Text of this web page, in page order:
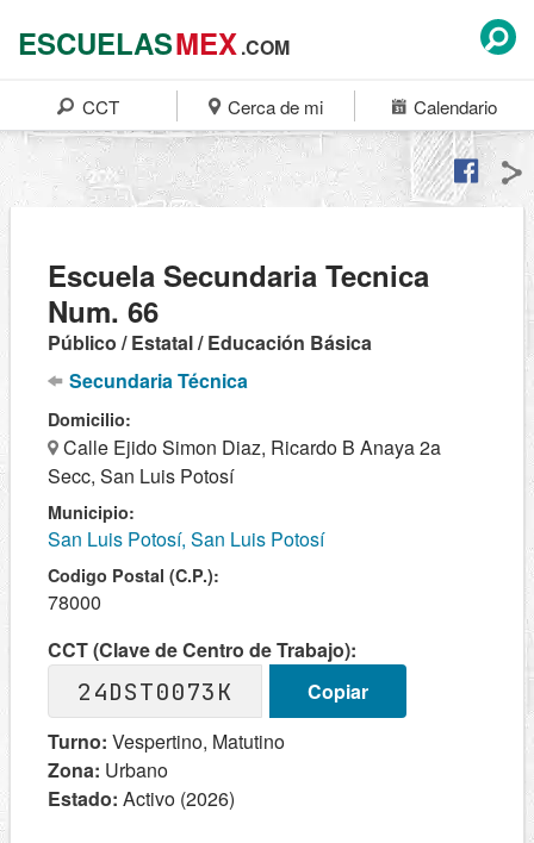
ESCUELASMEX.COM
CCT Cerca de mi Calendario
Escuela Secundaria Tecnica
Num. 66
Público / Estatal / Educación Básica
Secundaria Técnica
Domicilio:
Calle Ejido Simon Diaz, Ricardo B Anaya 2a
Secc, San Luis Potosí
Municipio:
San Luis Potosí, San Luis Potosí
Codigo Postal (C.P.):
78000
CCT (Clave de Centro de Trabajo):
24DST0073K
Copiar
Turno: Vespertino, Matutino
Zona: Urbano
Estado: Activo (2026)